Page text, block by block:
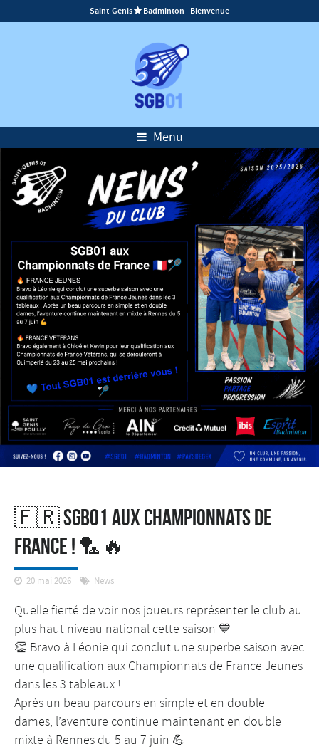
Saint-Genis Badminton - Bienvenue
Menu
🇫🇷 SGB01 aux Championnats de
France ! 🏸🔥
20 mai 2026 News
Quelle fierté de voir nos joueurs représenter le club au
plus haut niveau national cette saison 💙
👏 Bravo à Léonie qui conclut une superbe saison avec
une qualification aux Championnats de France Jeunes
dans les 3 tableaux !
Après un beau parcours en simple et en double
dames, l’aventure continue maintenant en double
mixte à Rennes du 5 au 7 juin 💪